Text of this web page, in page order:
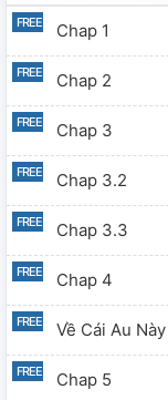
Chap 1
Chap 2
Chap 3
Chap 3.2
Chap 3.3
Chap 4
Về Cái Au
Chap 5